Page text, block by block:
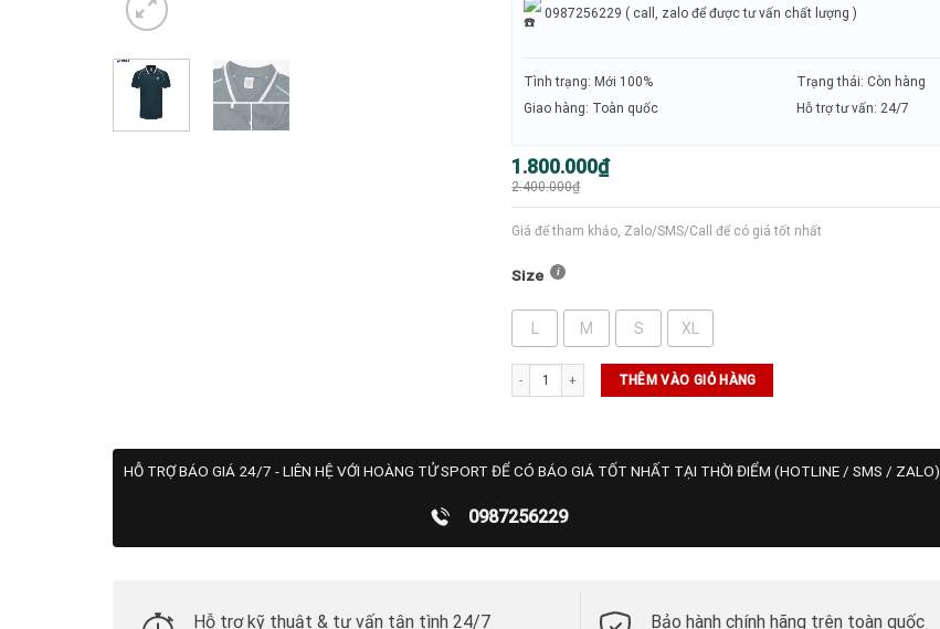
0987256229 ( call, zalo để được tư vấn chất lượng )
Tình trạng: Mới 100%
Giao hàng: Toàn quốc
Trạng thái: Còn hàng
Hỗ trợ tư vấn: 24/7
2.400.000₫
Giá
gốc
là:
1.800.000₫
Giá
hiện
tại
Giá để tham khảo, Zalo/SMS/Call để có giá tốt nhất
Size
M S XL
Áo Polo Asics Tennis/Pickleball - (2041A404-300) số lượng
THÊM VÀO GIỎ HÀNG
HỖ TRỢ BÁO GIÁ 24/7 - LIÊN HỆ VỚI HOÀNG TỬ SPORT ĐỂ CÓ BÁO GIÁ TỐT NHẤT TẠI THỜI ĐIỂM (HOTLINE / SMS / ZALO)
0987256229
Hỗ trợ kỹ thuật & tư vấn tận tình 24/7 Bảo hành chính hãng trên toàn quốc